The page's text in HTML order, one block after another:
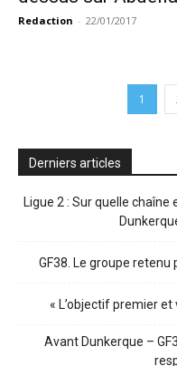
Redaction - 22/01/2017
1
Derniers articles
Ligue 2 : Sur quelle
GF38. Le groupe
« L’objectif premier
Avant Dunkerque –